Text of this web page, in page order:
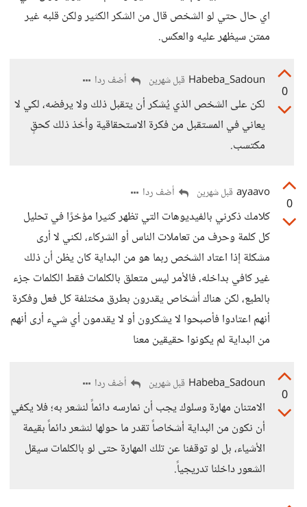
اي حال حتي لو الشخص قال من الشكر الكثير ولكن قلبه غير
ممتن سيظهر عليه والعكس.
0
Habeba_Sadoun قبل شهرين أضف ردا
لكن على الشخص الذي يُشكر أن يتقبل ذلك ولا يرفضه، لكي لا
يعاني في المستقبل من فكرة الاستحقاقية وأخذ ذلك كحقٍ
مكتسب.
0
ayaavo قبل شهرين أضف ردا
كلامك ذكرني بالفيديوهات التي تظهر كثيرا مؤخرًا في تحليل
كل كلمة وحرف من تعاملات الناس أو الشركاء، لكني لا أرى
مشكلة إذا اعتاد الشخص ربما هو من البداية كان يظن أن ذلك
غير كافي بداخله، فالأمر ليس متعلق بالكلمات فقط الكلمات جزء
بالطبع، لكن هناك أشخاص يقدرون بطرق مختلفة كل فعل وفكرة
أنهم اعتادوا فأصبحوا لا يشكرون أو لا يقدمون أي شيء أرى أنهم
من البداية لم يكونوا حقيقين معنا
0
Habeba_Sadoun قبل شهرين أضف ردا
الامتنان مهارة وسلوك يجب أن نمارسه دائماً لنشعر به؛ فلا يكفي
أن نكون من البداية أشخاصاً تقدر ما حولها لنشعر دائماً بقيمة
الأشياء، بل لو توقفنا عن تلك المهارة حتى لو بالكلمات سيقل
الشعور داخلنا تدريجياً.